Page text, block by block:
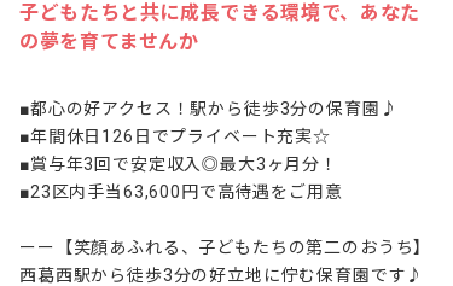
子どもたちと共に成長できる環境で、あなた
の夢を育てませんか
■都心の好アクセス！駅から徒歩3分の保育園♪
■年間休日126日でプライベート充実☆
■賞与年3回で安定収入◎最大3ヶ月分！
■23区内手当63,600円で高待遇をご用意
ーー【笑顔あふれる、子どもたちの第二のおうち】
西葛西駅から徒歩3分の好立地に佇む保育園です♪